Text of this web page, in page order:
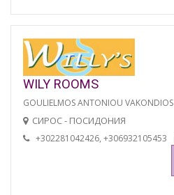
WILY ROOMS
GOULIELMOS ANTONIOU VAKONDIOS
СИРОС - ПОСИДОНИЯ
+302281042426, +306932105453